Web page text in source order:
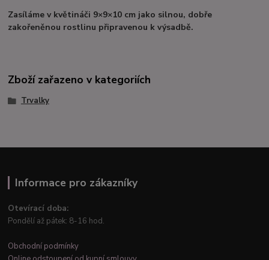
Zasíláme v květináči 9×9×10 cm jako silnou, dobře
zakořeněnou rostlinu připravenou k výsadbě.
Zboží zařazeno v kategoriích
Trvalky
Informace pro zákazníky
Otevírací doba:
Pondělí až pátek: 8-16 hod.
Obchodní podmínky